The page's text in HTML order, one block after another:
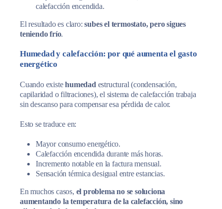
calefacción encendida.
El resultado es claro:subes el termostato, pero sigues
teniendo frío.
Humedad y calefacción: por qué aumenta el gasto
energético
Cuando existehumedadestructural (condensación,
capilaridad o filtraciones), el sistema de calefacción trabaja
sin descanso para compensar esa pérdida de calor.
Esto se traduce en:
Mayor consumo energético.
Calefacción encendida durante más horas.
Incremento notable en la factura mensual.
Sensación térmica desigual entre estancias.
En muchos casos, el problema no se soluciona
aumentando la temperatura de la calefacción, sino